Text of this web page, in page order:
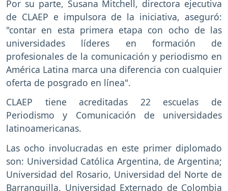
Por su parte, Susana Mitchell, directora ejecutiva
de CLAEP e impulsora de la iniciativa, aseguró:
"contar en esta primera etapa con ocho de las
universidades líderes en formación de
profesionales de la comunicación y periodismo en
América Latina marca una diferencia con cualquier
oferta de posgrado en línea".
CLAEP tiene acreditadas 22 escuelas de
Periodismo y Comunicación de universidades
latinoamericanas.
Las ocho involucradas en este primer diplomado
son: Universidad Católica Argentina, de Argentina;
Universidad del Rosario, Universidad del Norte de
Barranquilla, Universidad Externado de Colombia